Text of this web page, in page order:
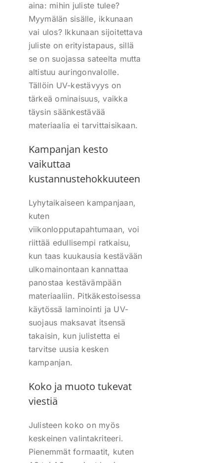
aina: mihin juliste tulee?
Myymälän sisälle, ikkunaan
vai ulos? Ikkunaan sijoitettava
juliste on erityistapaus, sillä
se on suojassa sateelta mutta
altistuu auringonvalolle.
Tällöin UV-kestävyys on
tärkeä ominaisuus, vaikka
täysin säänkestävää
materiaalia ei tarvittaisikaan.
Kampanjan kesto
vaikuttaa
kustannustehokkuuteen
Lyhytaikaiseen kampanjaan,
kuten
viikonlopputapahtumaan, voi
riittää edullisempi ratkaisu,
kun taas kuukausia kestävään
ulkomainontaan kannattaa
panostaa kestävämpään
materiaaliin. Pitkäkestoisessa
käytössä laminointi ja UV-
suojaus maksavat itsensä
takaisin, kun julistetta ei
tarvitse uusia kesken
kampanjan.
Koko ja muoto tukevat
viestiä
Julisteen koko on myös
keskeinen valintakriteeri.
Pienemmät formaatit, kuten